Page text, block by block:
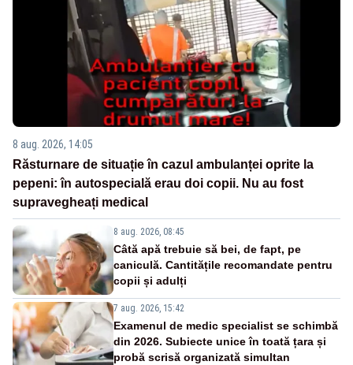
8 aug. 2026, 14:05
Răsturnare de situație în cazul ambulanței oprite la
pepeni: în autospecială erau doi copii. Nu au fost
supravegheați medical
8 aug. 2026, 08:45
Câtă apă trebuie să bei, de fapt, pe
caniculă. Cantitățile recomandate pentru
copii și adulți
7 aug. 2026, 15:42
Examenul de medic specialist se schimbă
din 2026. Subiecte unice în toată țara și
probă scrisă organizată simultan